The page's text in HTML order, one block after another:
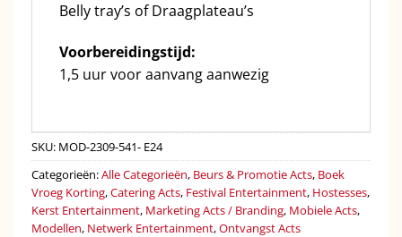
Belly tray’s of Draagplateau’s
Voorbereidingstijd:
1,5 uur voor aanvang aanwezig
SKU: MOD-2309-541- E24
Categorieën:Alle Categorieën, Beurs & Promotie Acts, Boek
Vroeg Korting,Catering Acts, Festival Entertainment, Hostesses,
Kerst Entertainment, Marketing Acts / Branding, Mobiele Acts,
Modellen, Netwerk Entertainment,Ontvangst Acts